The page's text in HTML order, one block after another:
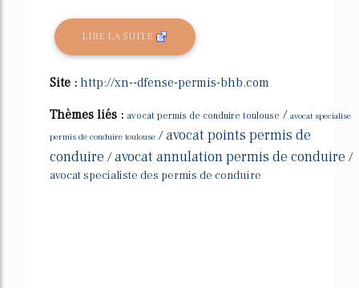
LIRE LA SUITE
Site : http://xn--dfense-permis-bhb.com
Thèmes liés : avocat permis de conduire toulouse / avocat specialise
permis de conduire toulouse /avocat points permis de
conduire /avocat annulation permis de conduire /
avocat specialiste des permis de conduire